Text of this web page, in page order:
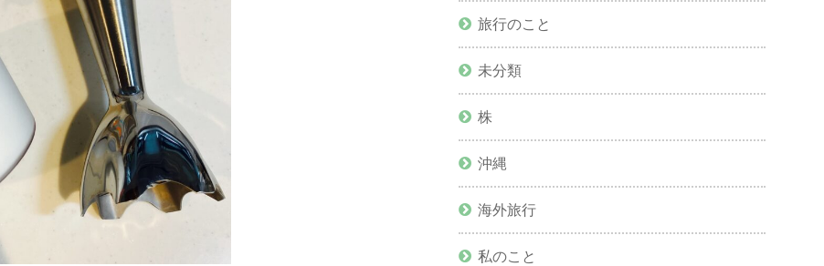
旅行のこと
未分類
株
沖縄
海外旅行
私のこと